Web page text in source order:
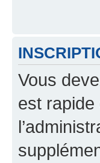
Vous
est